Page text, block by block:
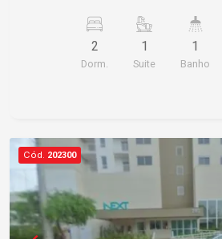
2
Dorm.
1
Suite
1
Banho
Cód. 202300